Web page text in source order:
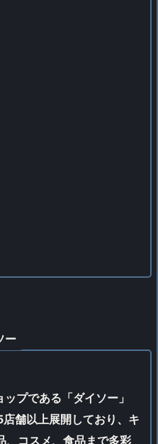
ー
プである「ダイソー」
舗以上展開しており、キ
、コスメ、食品まで多彩